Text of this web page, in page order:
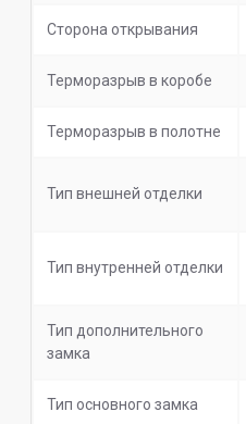
Сторона открывания
Терморазрыв в коробе
Терморазрыв в полотне
Тип внешней отделки
Тип внутренней отделки
Тип дополнительного
замка
Тип основного замка